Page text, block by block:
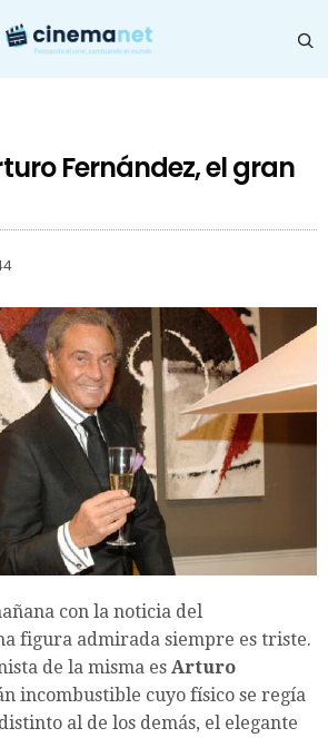
Fernández, el gran
con la noticia del
figura admirada siempre es triste.
de la misma es Arturo
incombustible cuyo físico se regía
al de los demás, el elegante